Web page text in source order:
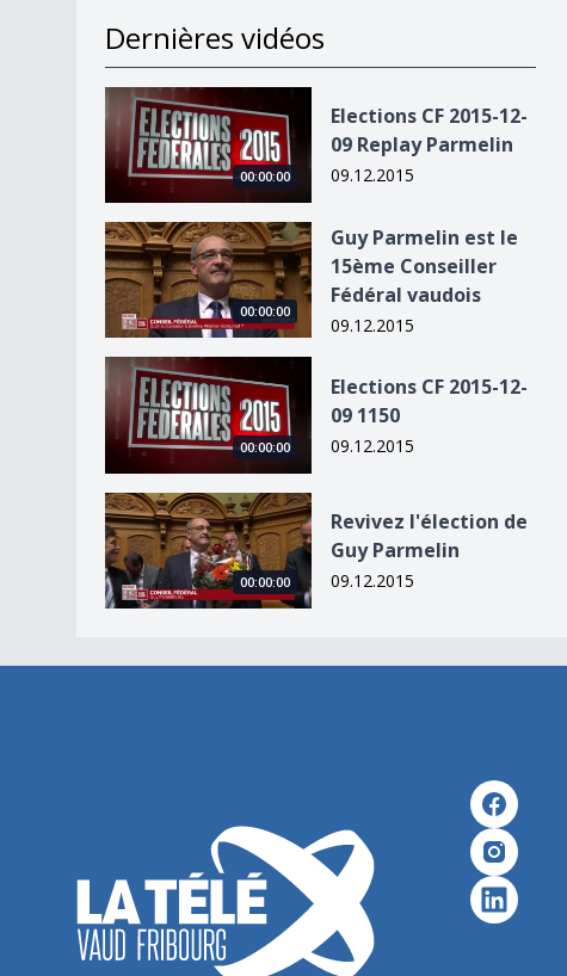
Dernières vidéos
Elections CF 2015-12-09 Replay Parmelin
00:00:00
Elections CF 2015-12-
09 Replay Parmelin
09.12.2015
Guy Parmelin est le 15ème Conseiller Fédéral vaudois
00:00:00
Guy Parmelin est le
15ème Conseiller
Fédéral vaudois
09.12.2015
Elections CF 2015-12-09 1150
00:00:00
Elections CF 2015-12-
09 1150
09.12.2015
Revivez l&#039;élection de Guy Parmelin
00:00:00
Revivez l'élection de
Guy Parmelin
09.12.2015